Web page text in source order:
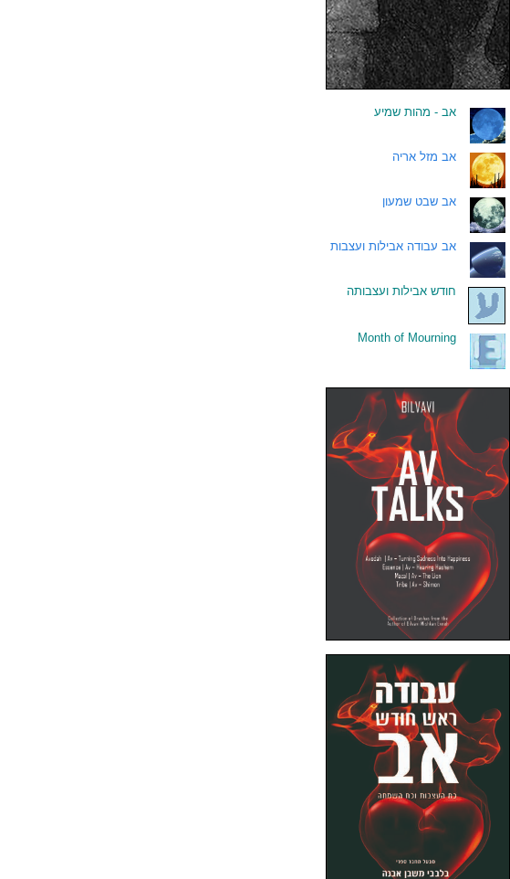
אב - מהות שמיע
אב מזל אריה
אב שבט שמעון
אב עבודה אבילות ועצבות
חודש אבילות ועצבותה
Month of Mourning